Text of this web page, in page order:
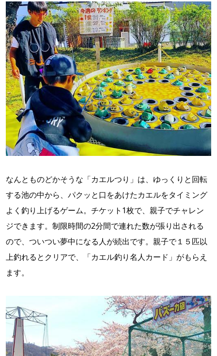
なんとものどかそうな「カエルつり」は、ゆっくりと回転
する池の中から、パクッと口をあけたカエルをタイミング
よく釣り上げるゲーム。チケット1枚で、親子でチャレン
ジできます。制限時間の2分間で連れた数が張り出される
ので、ついつい夢中になる人が続出です。親子で１５匹以
上釣れるとクリアで、「カエル釣り名人カード」がもらえ
ます。